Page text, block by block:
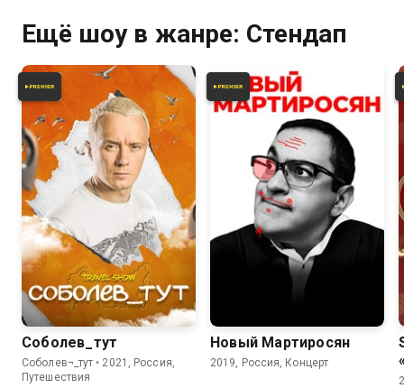
Ещё шоу в жанре: Стендап
Соболев_тут
Соболев¬_тут • 2021, Россия,
Путешествия
Новый Мартиросян
2019, Россия, Концерт